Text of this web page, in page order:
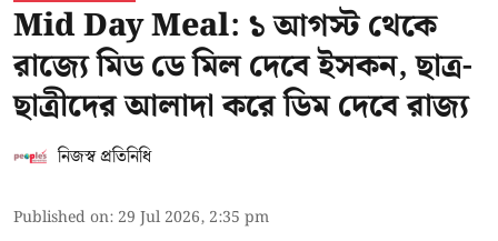
Mid Day Meal: ১ আগস্ট থেকে
রাজ্যে মিড ডে মিল দেবে ইসকন, ছাত্র-
ছাত্রীদের আলাদা করে ডিম দেবে রাজ্য
নিজস্ব প্রতিনিধি
Published on: 29 Jul 2026, 2:35 pm